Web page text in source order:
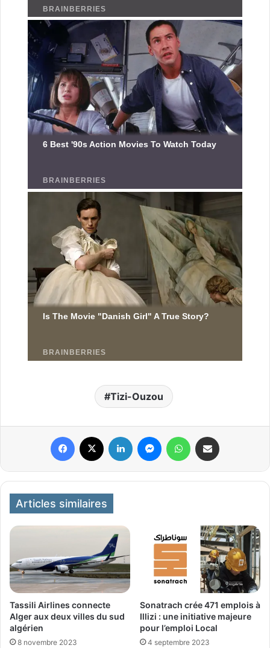
Tizi-Ouzou
Articles similaires
Tassili Airlines connecte
Alger aux deux villes du sud
algérien
8 novembre 2023
Sonatrach crée 471 emplois à
Illizi : une initiative majeure
pour l’emploi Local
4 septembre 2023